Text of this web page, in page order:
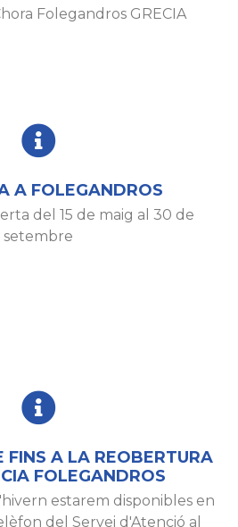
Folegandros GRECIA
A FOLEGANDROS
del 15 de maig al 30 de
setembre
FINS A LA REOBERTURA
FOLEGANDROS
estarem disponibles en
del Servei d'Atenció al